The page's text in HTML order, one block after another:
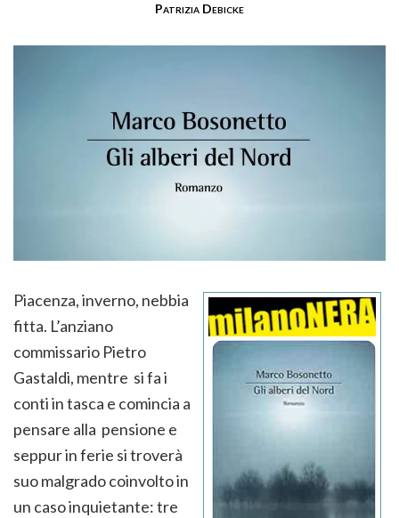
Patrizia Debicke
Piacenza, inverno, nebbia
fitta. L’anziano
commissario Pietro
Gastaldi, mentre si fa i
conti in tasca e comincia a
pensare alla pensione e
seppur in ferie si troverà
suo malgrado coinvolto in
un caso inquietante: tre